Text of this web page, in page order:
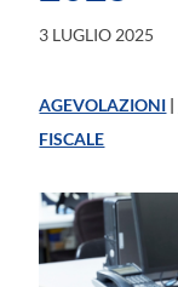
3 LUGLIO 2025
AGEVOLAZIONI |
FISCALE